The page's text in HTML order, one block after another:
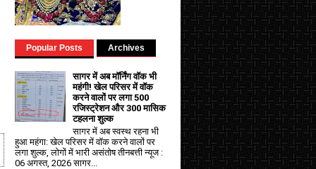
Popular Posts Archives
सागर में अब मॉर्निंग वॉक भी
महंगी! खेल परिसर में वॉक
करने वालों पर लगा ₹500
रजिस्ट्रेशन और ₹300 मासिक
टहलना शुल्क
सागर में अब स्वस्थ रहना भी
हुआ महंगा: खेल परिसर में वॉक करने वालों पर
लगा शुल्क, लोगों में भारी असंतोष तीनबत्ती न्यूज :
06 अगस्त, 2026 सागर...